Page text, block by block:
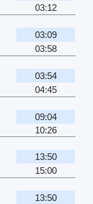
03:12
03:09
03:58
03:54
04:45
09:04
10:26
13:50
15:00
13:50